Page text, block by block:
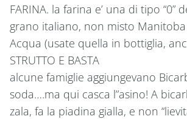
FARINA. la farina e’ una di tipo “0”
grano italiano, non misto
Acqua (usate quella in bottiglia,
STRUTTO E BASTA
alcune famiglie aggiungevano
soda….ma qui casca l”asino! A
zala, fa la piadina gialla, e non